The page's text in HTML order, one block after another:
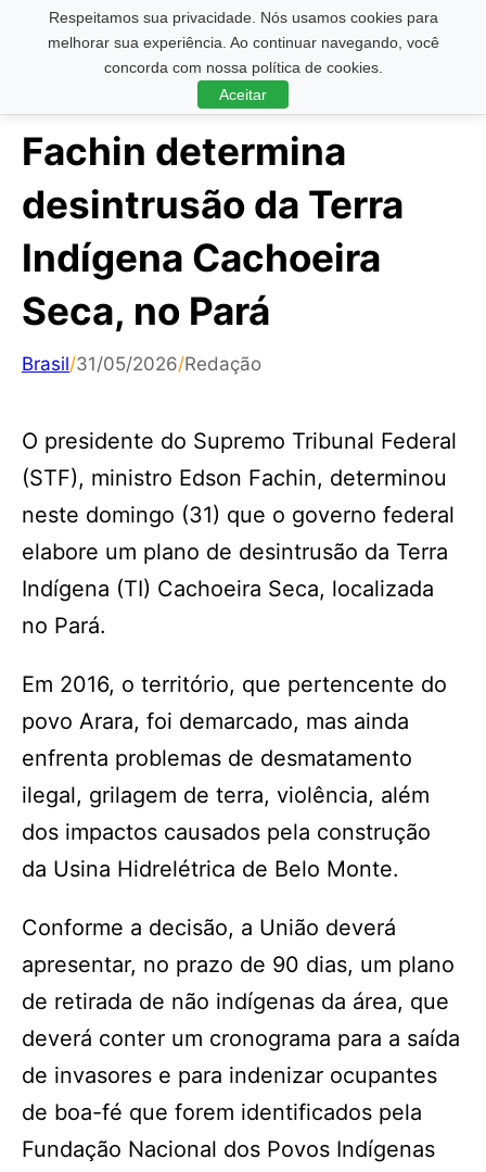
Respeitamos sua privacidade. Nós usamos cookies para
melhorar sua experiência. Ao continuar navegando, você
concorda com nossa política de cookies.
Aceitar
Pesquisar ...
Fachin determina
desintrusão da Terra
Indígena Cachoeira
Seca, no Pará
Brasil/31/05/2026/Redação
O presidente do Supremo Tribunal Federal
(STF), ministro Edson Fachin, determinou
neste domingo (31) que o governo federal
elabore um plano de desintrusão da Terra
Indígena (TI) Cachoeira Seca, localizada
no Pará.
Em 2016, o território, que pertencente do
povo Arara, foi demarcado, mas ainda
enfrenta problemas de desmatamento
ilegal, grilagem de terra, violência, além
dos impactos causados pela construção
da Usina Hidrelétrica de Belo Monte.
Conforme a decisão, a União deverá
apresentar, no prazo de 90 dias, um plano
de retirada de não indígenas da área, que
deverá conter um cronograma para a saída
de invasores e para indenizar ocupantes
de boa-fé que forem identificados pela
Fundação Nacional dos Povos Indígenas